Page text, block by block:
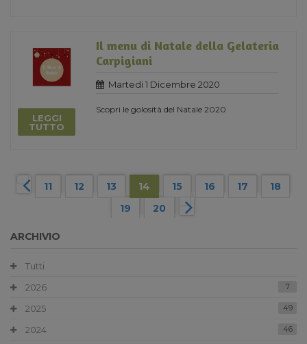
LEGGI
TUTTO
Il menu di Natale della Gelateria
Carpigiani
Martedi 1 Dicembre 2020
Scopri le golosità del Natale 2020
11 12 13 14 15 16 17
18
19
20
ARCHIVIO
Tutti
2026
7
2025 49
2024 46